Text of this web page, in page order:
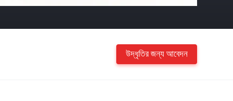
উদ্ধৃতির জন্য আবেদন